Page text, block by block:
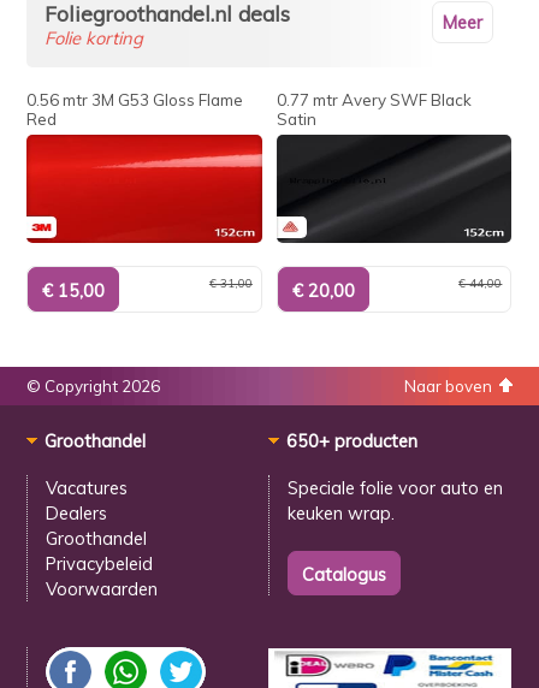
Meer
Foliegroothandel.nl deals
Folie korting
0.56 mtr 3M G53 Gloss Flame
Red
€ 31,00
0.77 mtr Avery SWF Black
Satin
€ 44,00
Naar boven
© Copyright 2026
Groothandel
Vacatures
Dealers
Groothandel
Privacybeleid
Voorwaarden
650+ producten
Speciale folie voorauto en
keuken wrap.